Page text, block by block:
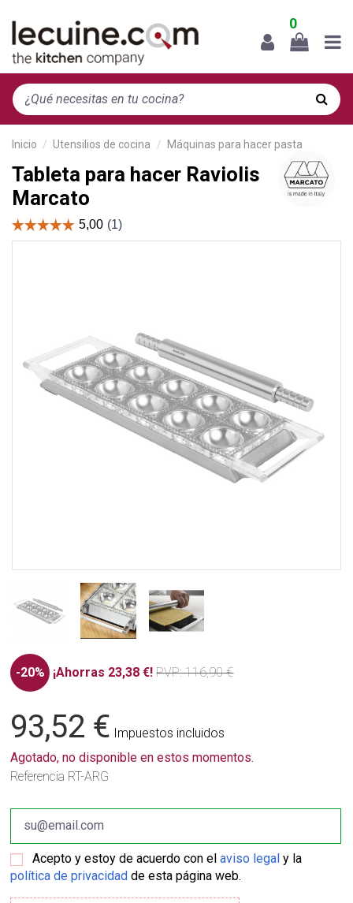
0
Inicio Utensilios de cocina Máquinas para hacer pasta
Tableta para hacer Raviolis
Marcato
-20% ¡Ahorras 23,38 €! PVP: 116,90 €
93,52 € Impuestos incluidos
Agotado, no disponible en estos momentos.
Referencia RT-ARG
Acepto y estoy de acuerdo con elaviso legal y la
política de privacidad de esta página web.